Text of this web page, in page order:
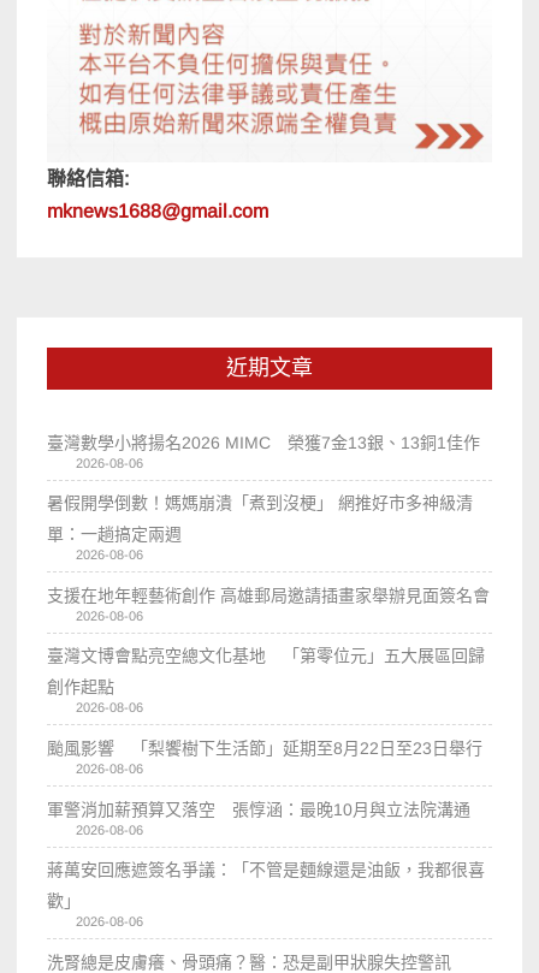
聯絡信箱:
mknews1688@gmail.com
近期文章
臺灣數學小將揚名2026 MIMC​ 榮獲7金13銀、13銅1佳作
2026-08-06
暑假開學倒數！媽媽崩潰「煮到沒梗」 網推好市多神級清
單：一趟搞定兩週
2026-08-06
支援在地年輕藝術創作 高雄郵局邀請插畫家舉辦見面簽名會
2026-08-06
臺灣文博會點亮空總文化基地 「第零位元」五大展區回歸
創作起點
2026-08-06
颱風影響 「梨饗樹下生活節」延期至8月22日至23日舉行
2026-08-06
軍警消加薪預算又落空 張惇涵：最晚10月與立法院溝通
2026-08-06
蔣萬安回應遮簽名爭議：「不管是麵線還是油飯，我都很喜
歡」
2026-08-06
洗腎總是皮膚癢、骨頭痛？醫：恐是副甲狀腺失控警訊